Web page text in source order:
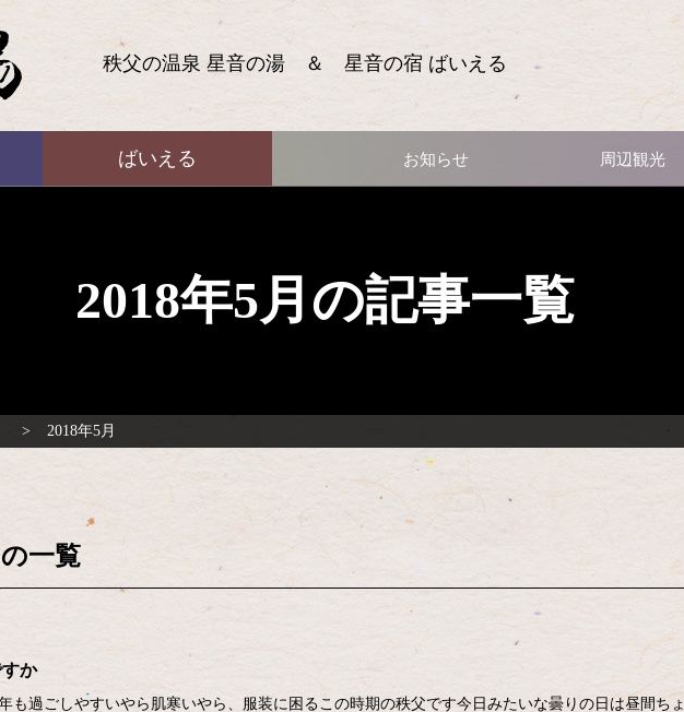
秩父の温泉 星音の湯 ＆ 星音の宿 ばいえる
ばいえる お知らせ 周辺観光
2018年5月の記事一覧
2018年5月
一覧
か
も過ごしやすいやら肌寒いやら、服装に困るこの時期の秩父です今日みたいな曇りの日は昼間ちょ